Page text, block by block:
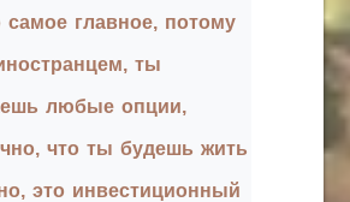
самое главное, потому
ты
любые опции,
что ты будешь жить
это инвестиционный